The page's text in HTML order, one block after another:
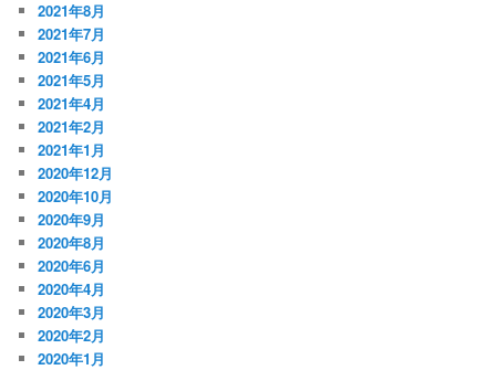
2021年8月
2021年7月
2021年6月
2021年5月
2021年4月
2021年2月
2021年1月
2020年12月
2020年10月
2020年9月
2020年8月
2020年6月
2020年4月
2020年3月
2020年2月
2020年1月